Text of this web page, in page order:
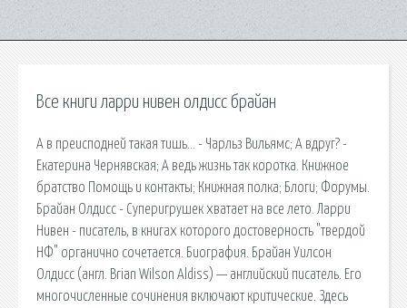
Все книги ларри нивен олдисс брайан
А в преисподней такая тишь… - Чарльз Вильямс; А вдруг? -
Екатерина Чернявская; А ведь жизнь так коротка. Книжное
братство Помощь и контакты; Книжная полка; Блоги; Форумы.
Брайан Олдисс - Суперигрушек хватает на все лето. Ларри
Нивен - писатель, в книгах которого достоверность "твердой
НФ" органично сочетается. Биография. Брайан Уилсон
Олдисс (англ. Brian Wilson Aldiss) — английский писатель. Его
многочисленные сочинения включают критические. Здесь